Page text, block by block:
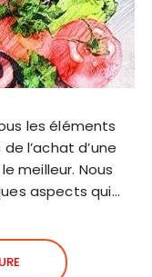
les éléments
l’achat d’une
meilleur. Nous
aspects qui…